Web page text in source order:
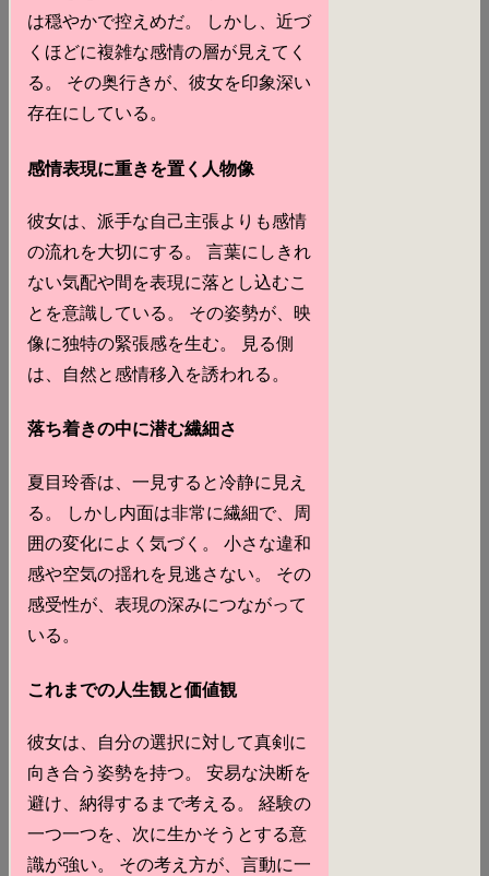
は穏やかで控えめだ。 しかし、近づ
くほどに複雑な感情の層が見えてく
る。 その奥行きが、彼女を印象深い
存在にしている。
感情表現に重きを置く人物像
彼女は、派手な自己主張よりも感情
の流れを大切にする。 言葉にしきれ
ない気配や間を表現に落とし込むこ
とを意識している。 その姿勢が、映
像に独特の緊張感を生む。 見る側
は、自然と感情移入を誘われる。
落ち着きの中に潜む繊細さ
夏目玲香は、一見すると冷静に見え
る。 しかし内面は非常に繊細で、周
囲の変化によく気づく。 小さな違和
感や空気の揺れを見逃さない。 その
感受性が、表現の深みにつながって
いる。
これまでの人生観と価値観
彼女は、自分の選択に対して真剣に
向き合う姿勢を持つ。 安易な決断を
避け、納得するまで考える。 経験の
一つ一つを、次に生かそうとする意
識が強い。 その考え方が、言動に一